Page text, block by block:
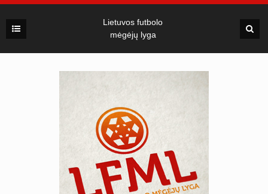
Lietuvos futbolo
mėgėjų lyga